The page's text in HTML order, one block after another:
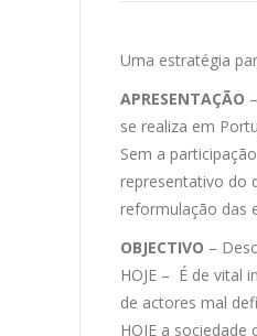
Uma estratégia
APRESENTAÇÃO
se realiza em
Sem a
representativo do
reformulação das
OBJECTIVO –
HOJE – É de vital
de actores mal
HOJE a